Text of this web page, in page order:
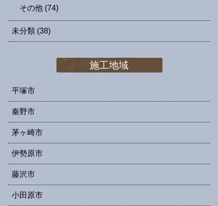
その他 (74)
未分類 (38)
施工地域
平塚市
秦野市
茅ヶ崎市
伊勢原市
藤沢市
小田原市